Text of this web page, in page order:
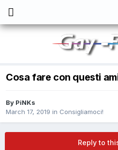
Cosa fare con questi
By PiNKs
March 17, 2019 in Consigliamoci!
Reply to